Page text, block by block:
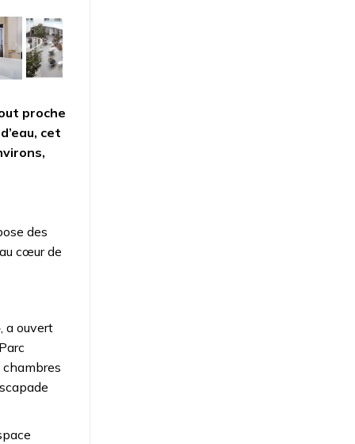
proche
cet
des
cœur de
a ouvert